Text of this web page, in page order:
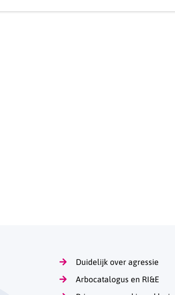
Duidelijk over agressie
Arbocatalogus en RI&E